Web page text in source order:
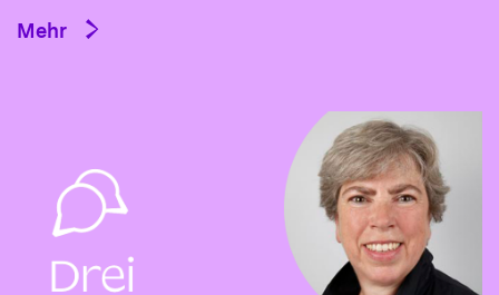
Mehr